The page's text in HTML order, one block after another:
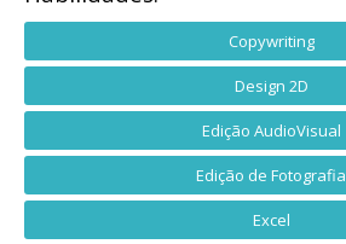
Copywriting
Design 2D
Edição AudioVisual
Edição de Fotografia
Excel